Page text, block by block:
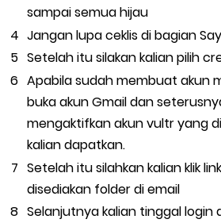
sampai semua hijau
Jangan lupa ceklis di bagian
Setelah itu silakan kalian pilih
Apabila sudah membuat akun
buka akun Gmail dan
mengaktifkan akun vultr yang
kalian dapatkan.
Setelah itu silahkan kalian klik
disediakan folder di email
Selanjutnya kalian tinggal login